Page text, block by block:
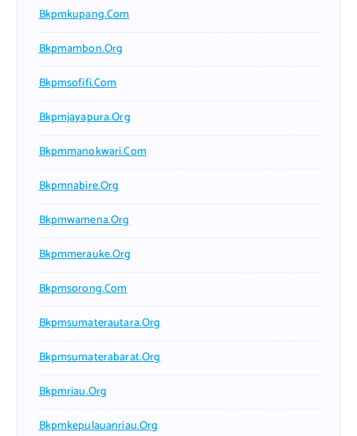
Bkpmkupang.com
Bkpmambon.org
Bkpmsofifi.com
Bkpmjayapura.org
Bkpmmanokwari.com
Bkpmnabire.org
Bkpmwamena.org
Bkpmmerauke.org
Bkpmsorong.com
Bkpmsumaterautara.org
Bkpmsumaterabarat.org
Bkpmriau.org
Bkpmkepulauanriau.org